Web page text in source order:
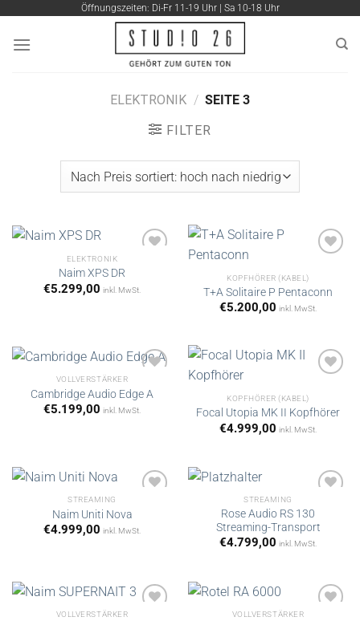
springen
Öffnungszeiten: Di-Fr 11-19 Uhr | Sa 10-18 Uhr
ELEKTRONIK / SEITE 3
FILTER
Artikel
ELEKTRONIK
Naim XPS DR
€5.299,00 inkl. MwSt.
Artikel
merken
KOPFHÖRER (KABEL)
T+A Solitaire P Pentaconn
€5.200,00 inkl. MwSt.
Artikel
VOLLVERSTÄRKER
Cambridge Audio Edge A
€5.199,00 inkl. MwSt.
Artikel
merken
KOPFHÖRER (KABEL)
Focal Utopia MK II Kopfhörer
€4.999,00 inkl. MwSt.
Artikel
STREAMING
Naim Uniti Nova
€4.999,00 inkl. MwSt.
Artikel
merken
STREAMING
Rose Audio RS 130
Streaming-Transport
€4.799,00 inkl. MwSt.
VOLLVERSTÄRKER VOLLVERSTÄRKER